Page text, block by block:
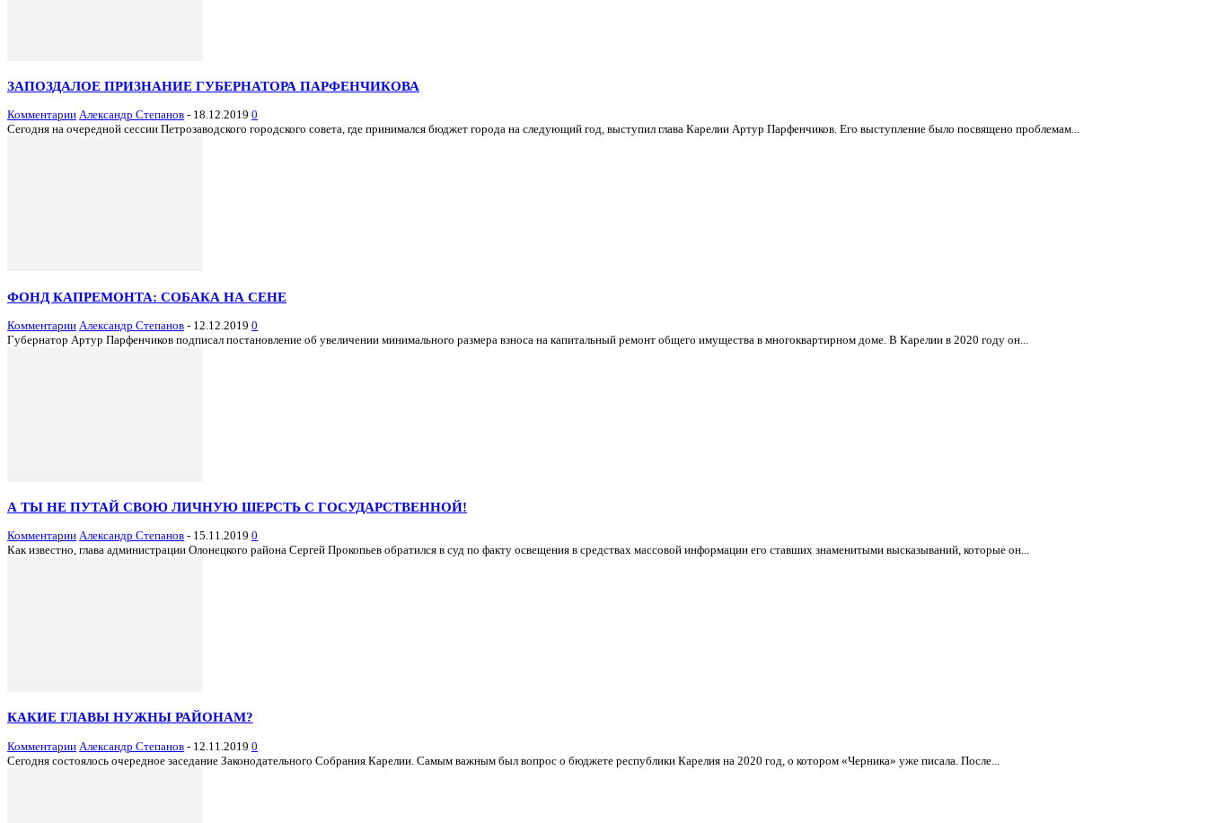
ЗАПОЗДАЛОЕ ПРИЗНАНИЕ ГУБЕРНАТОРА ПАРФЕНЧИКОВА
Комментарии Александр Степанов - 18.12.2019 0
Сегодня на очередной сессии Петрозаводского городского совета, где принимался бюджет города на следующий год, выступил глава Карелии Артур Парфенчиков. Его выступление было посвящено проблемам...
ФОНД КАПРЕМОНТА: СОБАКА НА СЕНЕ
Комментарии Александр Степанов - 12.12.2019 0
Губернатор Артур Парфенчиков подписал постановление об увеличении минимального размера взноса на капитальный ремонт общего имущества в многоквартирном доме. В Карелии в 2020 году он...
А ТЫ НЕ ПУТАЙ СВОЮ ЛИЧНУЮ ШЕРСТЬ С ГОСУДАРСТВЕННОЙ!
Комментарии Александр Степанов - 15.11.2019 0
Как известно, глава администрации Олонецкого района Сергей Прокопьев обратился в суд по факту освещения в средствах массовой информации его ставших знаменитыми высказываний, которые он...
КАКИЕ ГЛАВЫ НУЖНЫ РАЙОНАМ?
Комментарии Александр Степанов - 12.11.2019 0
Сегодня состоялось очередное заседание Законодательного Собрания Карелии. Самым важным был вопрос о бюджете республики Карелия на 2020 год, о котором «Черника» уже писала. После...